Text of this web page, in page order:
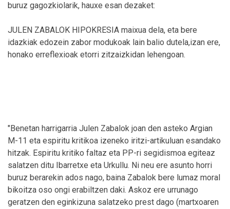
buruz gagozkiolarik, hauxe esan dezaket:
JULEN ZABALOK HIPOKRESIA maixua dela, eta bere
idazkiak edozein zabor modukoak lain balio dutela,izan ere,
honako erreflexioak etorri zitzaizkidan lehengoan.
"Benetan harrigarria Julen Zabalok joan den asteko Argian
M-11 eta espiritu kritikoa izeneko iritzi-artikuluan esandako
hitzak. Espiritu kritiko faltaz eta PP-ri segidismoa egiteaz
salatzen ditu Ibarretxe eta Urkullu. Ni neu ere asunto horri
buruz berarekin ados nago, baina Zabalok bere lumaz moral
bikoitza oso ongi erabiltzen daki. Askoz ere urrunago
geratzen den eginkizuna salatzeko prest dago (martxoaren